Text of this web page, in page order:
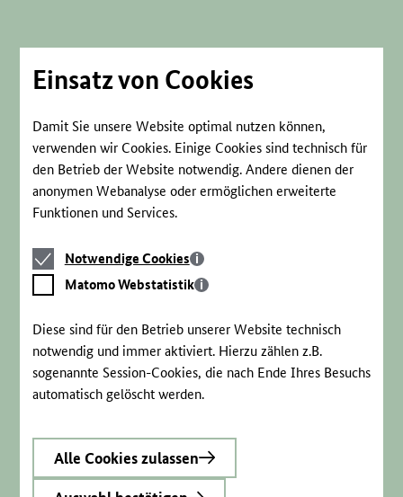
Einsatz von Cookies
Damit Sie unsere Website optimal nutzen können,
verwenden wir Cookies. Einige Cookies sind technisch für
den Betrieb der Website notwendig. Andere dienen der
anonymen Webanalyse oder ermöglichen erweiterte
Funktionen und Services.
Notwendige
Cookies
Notwendige Cookies
Matomo
Webstatistik
Matomo Webstatistik
Diese sind für den Betrieb unserer Website technisch
notwendig und immer aktiviert. Hierzu zählen z.B.
sogenannte Session-Cookies, die nach Ende Ihres Besuchs
automatisch gelöscht werden.
Alle Cookies zulassen